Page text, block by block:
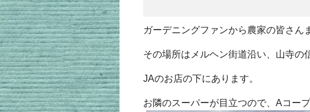
ガーデニングファンから農家の皆さん
その場所はメルヘン街道沿い、山寺の
JAのお店の下にあります。
お隣のスーパーが目立つので、Aコー